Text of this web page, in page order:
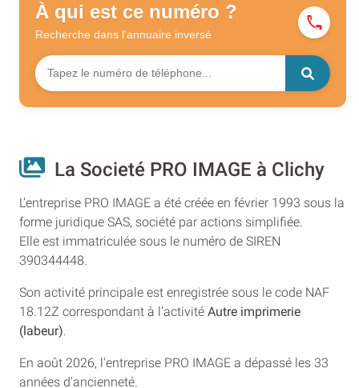
À qui est ce numéro ?
Recherche dans l'annuaire inversé
La Societé PRO IMAGE à Clichy
L’entreprise PRO IMAGE a été créée en février 1993 sous la
forme juridique SAS, société par actions simplifiée.
Elle est immatriculée sous le numéro de SIREN
390344448.
Son activité principale est enregistrée sous le code NAF
18.12Z correspondant à l’activité Autre imprimerie
(labeur)
En août 2026, l'entreprise PRO IMAGE a dépassé les 33
années d’ancienneté.